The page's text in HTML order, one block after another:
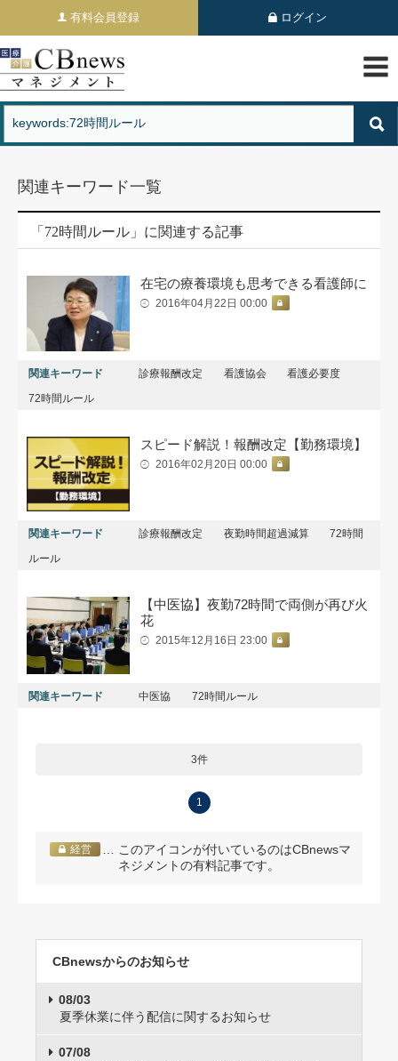
有料会員登録 ログイン
関連キーワード一覧
「72時間ルール」に関連する記事
在宅の療養環境も思考できる看護師に
2016年04月22日 00:00
関連キーワード 診療報酬改定 看護協会
看護必要度
72時間ルール
スピード解説！報酬改定【勤務環境】
2016年02月20日 00:00
関連キーワード 診療報酬改定 夜勤時間超過減算
72時間
ルール
【中医協】夜勤72時間で両側が再び火
花
2015年12月16日 23:00
関連キーワード 中医協 72時間ルール
3件
1
経営
… このアイコンが付いているのはCBnewsマ
ネジメントの有料記事です。
CBnewsからのお知らせ
08/03
夏季休業に伴う配信に関するお知らせ
07/08